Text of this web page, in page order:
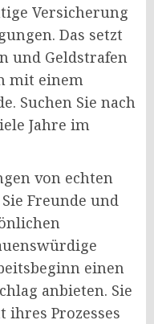
Versicherung
Das setzt
und Geldstrafen
mit einem
Suchen Sie nach
Jahre im
von echten
Freunde und
einen
anbieten. Sie
Prozesses